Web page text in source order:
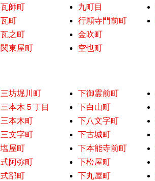
瓦師町
瓦町
瓦之町
関東屋町
九町目
行願寺門前町
金吹町
空也町
三坊堀川町
三本木５丁目
三本木町
三文字町
塩屋町
式阿弥町
式部町
下御霊前町
下白山町
下八文字町
下古城町
下本能寺前町
下松屋町
下丸屋町